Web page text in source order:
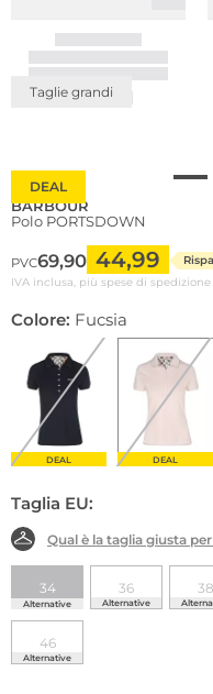
DEAL
Taglie grandi
BARBOUR
Polo PORTSDOWN
PVC69,90 44,99
IVA inclusa, più spese di spedizione
Colore: Fucsia
DEAL DEAL
Taglia EU:
Qual è la taglia giusta
34
Alternative
36
Alternative
38
46
Alternative